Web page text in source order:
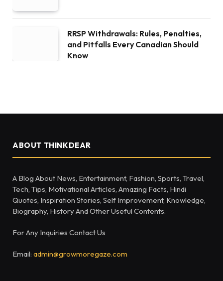
RRSP Withdrawals: Rules, Penalties,
and Pitfalls Every Canadian Should
Know
ABOUT THINKDEAR
A Blog About News, Entertainment, Fashion, Sports, Travel,
Tech, Tips, Motivational Articles, Amazing Facts, Hindi
Quotes, Inspiration Stories, Self Improvement, Knowledge,
Biography, History And Other Useful Contents.
For Any Inquiries Contact Us
Email: admin@growmoregaze.com